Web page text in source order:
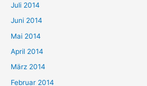
Juli 2014
Juni 2014
Mai 2014
April 2014
März 2014
Februar 2014